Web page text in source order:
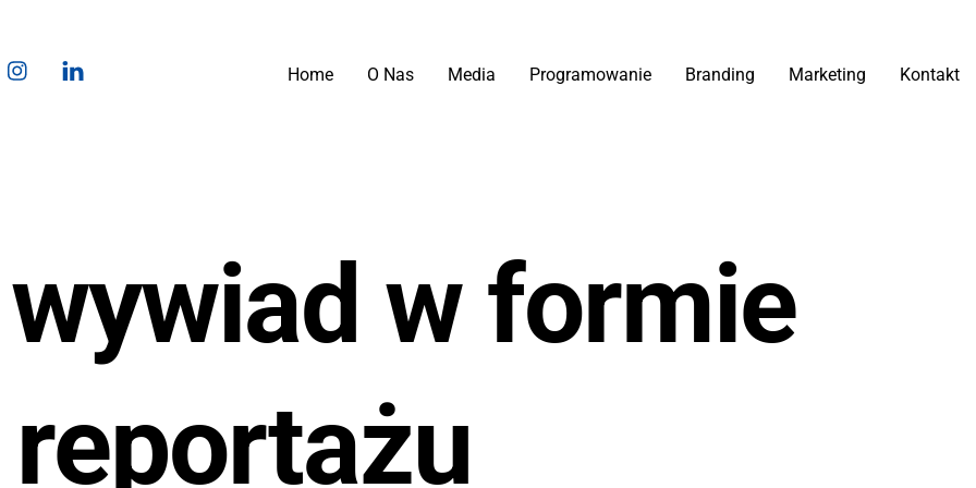
Instagram
Home O Nas Media Programowanie Branding Marketing Kontakt
w formie
reportażu